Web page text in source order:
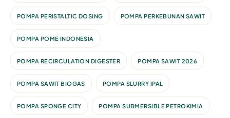
POMPA PERISTALTIC DOSING POMPA PERKEBUNAN SAWIT
POMPA POME INDONESIA
POMPA RECIRCULATION DIGESTER POMPA SAWIT 2026
POMPA SAWIT BIOGAS POMPA SLURRY IPAL
POMPA SPONGE CITY POMPA SUBMERSIBLE PETROKIMIA